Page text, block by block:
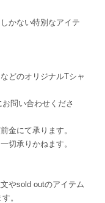
かない特別なアイテ
どのオリジナルTシャ
問い合わせくださ
金にて承ります。
切承りかねます。
やsold outのアイテム
。